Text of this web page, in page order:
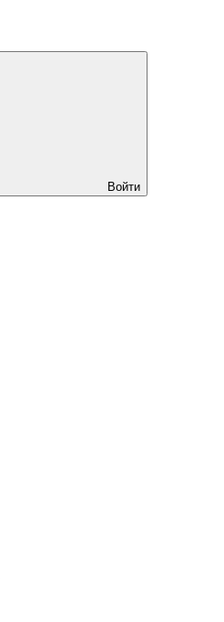
Войти